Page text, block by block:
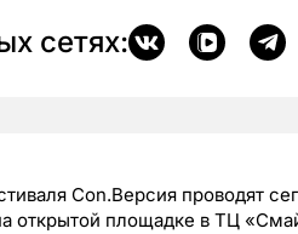
сетях:
Con.Версия проводят
открытой площадке в ТЦ